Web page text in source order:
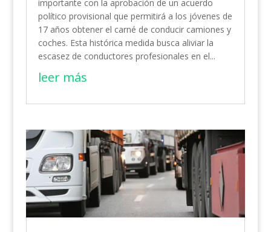
importante con la aprobación de un acuerdo
político provisional que permitirá a los jóvenes de
17 años obtener el carné de conducir camiones y
coches. Esta histórica medida busca aliviar la
escasez de conductores profesionales en el...
leer más